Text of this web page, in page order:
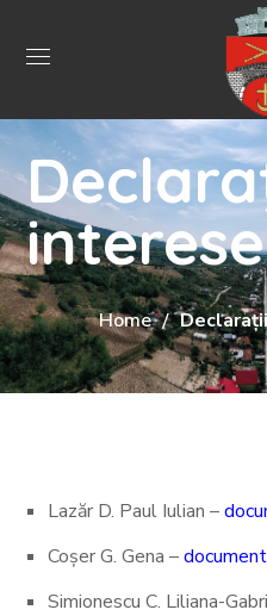
Home
Lazăr D. Paul Iulian –
Coșer G. Gena –document
Simionescu C. Liliana-